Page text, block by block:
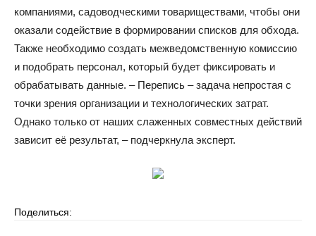
компаниями, садоводческими товариществами, чтобы они
оказали содействие в формировании списков для обхода.
Также необходимо создать межведомственную комиссию
и подобрать персонал, который будет фиксировать и
обрабатывать данные. – Перепись – задача непростая с
точки зрения организации и технологических затрат.
Однако только от наших слаженных совместных действий
зависит её результат, – подчеркнула эксперт.
Поделиться: